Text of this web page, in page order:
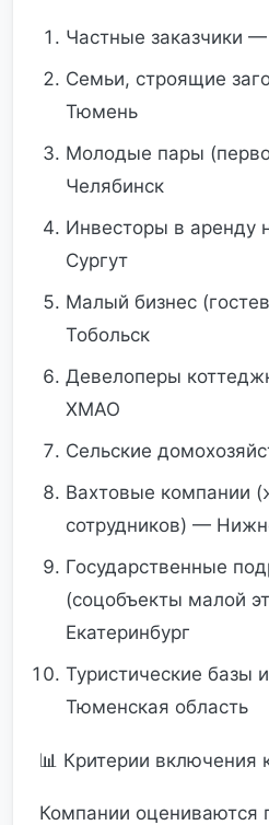
Частные заказчики —
Семьи, строящие
Тюмень
Молодые пары
Челябинск
Инвесторы в
Сургут
Малый бизнес
Тобольск
Девелоперы
ХМАО
Сельские
Вахтовые компании
сотрудников) —
Государственные
(соцобъекты малой
Екатеринбург
Туристические базы
Тюменская область
📊 Критерии включения
Компании